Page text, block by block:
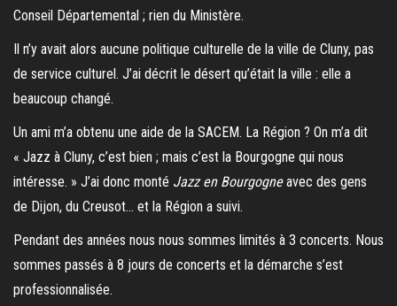
Conseil Départemental ; rien du Ministère.
Il n’y avait alors aucune politique culturelle de la ville de Cluny, pas
de service culturel. J’ai décrit le désert qu’était la ville : elle a
beaucoup changé.
Un ami m’a obtenu une aide de la SACEM. La Région ? On m’a dit
« Jazz à Cluny, c’est bien ; mais c’est la Bourgogne qui nous
intéresse. » J’ai donc monté Jazz en Bourgogneavec des gens
de Dijon, du Creusot… et la Région a suivi.
Pendant des années nous nous sommes limités à 3 concerts. Nous
sommes passés à 8 jours de concerts et la démarche s’est
professionnalisée.